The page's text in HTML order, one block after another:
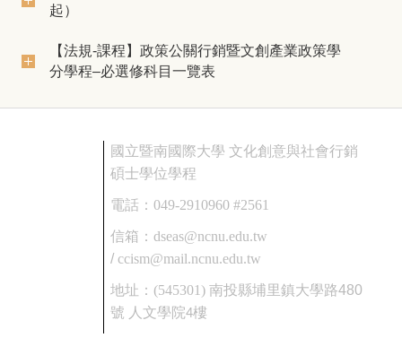
起）
【法規-課程】政策公關行銷暨文創產業政策學
分學程–必選修科目一覽表
國立暨南國際大學 文化創意與社會行銷
碩士學位學程
電話： 049-2910960 #2561
信箱： dseas@ncnu.edu.tw
/ ccism@mail.ncnu.edu.tw
地址： (545301) 南投縣埔里鎮大學路480
號 人文學院4樓